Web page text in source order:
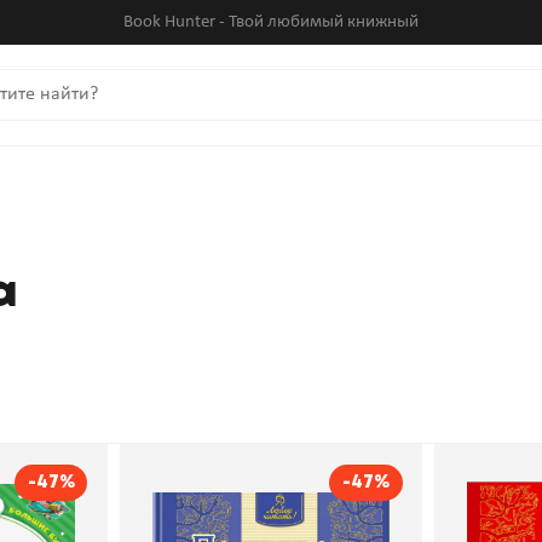
Book Hunter - Твой любимый книжный
-47% -47%
По щучьему велению.
Русские сказки
Маша и